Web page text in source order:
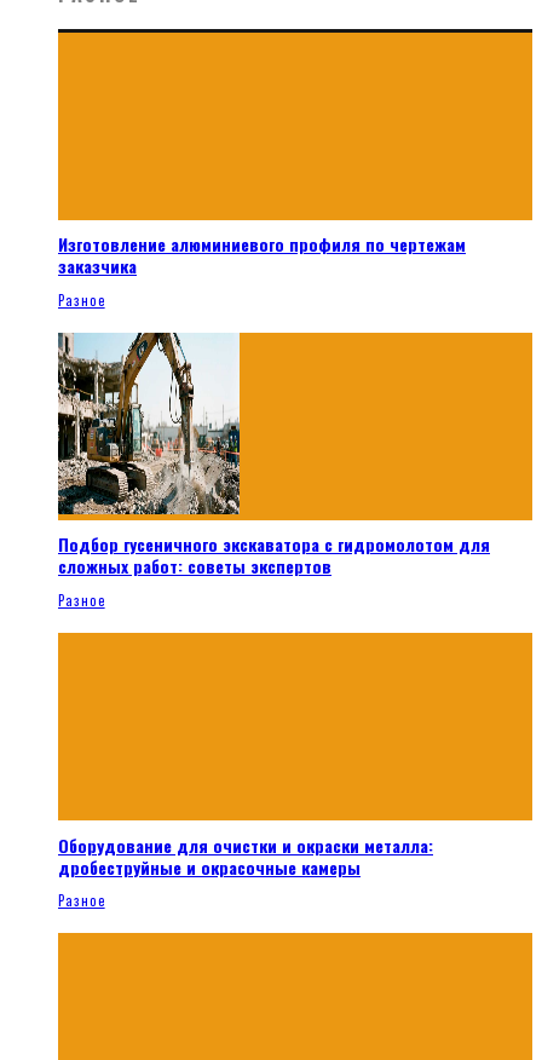
Изготовление алюминиевого профиля по чертежам
заказчика
Разное
Подбор гусеничного экскаватора с гидромолотом для
сложных работ: советы экспертов
Разное
Оборудование для очистки и окраски металла:
дробеструйные и окрасочные камеры
Разное